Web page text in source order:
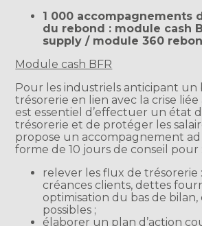
1 000 accompagnements
du rebond : module cash
supply / module 360
Module cash BFR
Pour les industriels anticipant un
trésorerie en lien avec la crise liée
est essentiel d’effectuer un état
trésorerie et de protéger les
propose un accompagnement ad
forme de 10 jours de conseil pour :
relever les flux de trésorerie
créances clients, dettes
optimisation du bas de
possibles ;
élaborer un plan d’action